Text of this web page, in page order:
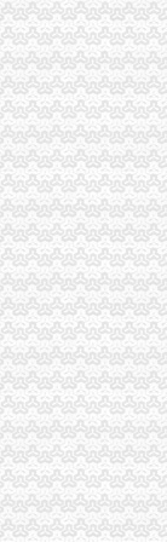
智联招聘
居网
工商信息-启信宝
创业投资管理
证件挂失登报-
201室（
_诉讼信息_财
中大坪易登网
网
联招聘